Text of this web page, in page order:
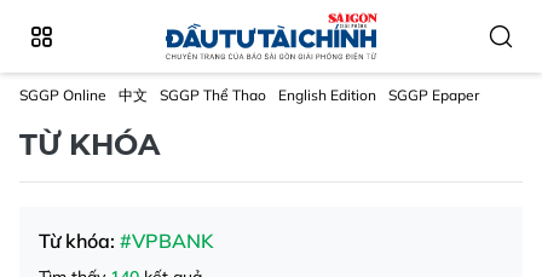
SGGP Online 中文 SGGP Thể Thao English Edition SGGP Epaper
TỪ KHÓA
Từ khóa: #VPBANK